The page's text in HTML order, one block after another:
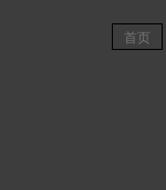
首页